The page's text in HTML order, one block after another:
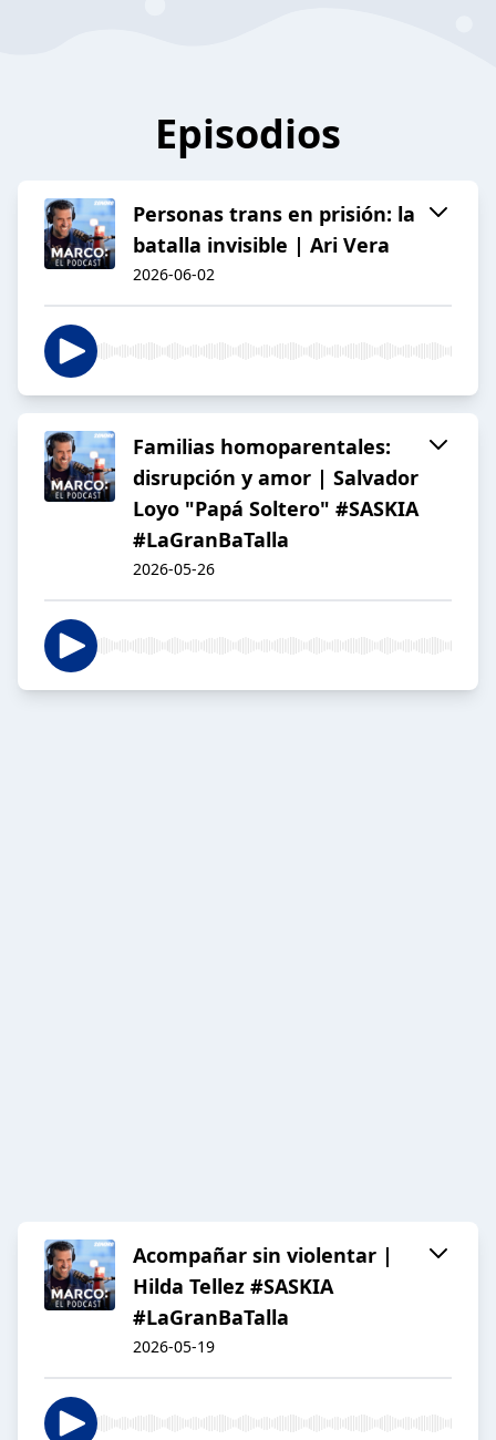
Episodios
Personas trans en prisión: la
batalla invisible | Ari Vera
2026-06-02
Familias homoparentales:
disrupción y amor | Salvador
Loyo "Papá Soltero" #SASKIA
#LaGranBaTalla
2026-05-26
Acompañar sin violentar |
Hilda Tellez #SASKIA
#LaGranBaTalla
2026-05-19